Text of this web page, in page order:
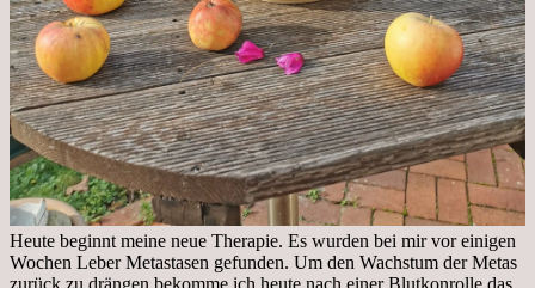
Heute beginnt meine neue Therapie. Es wurden bei mir vor einigen
Wochen Leber Metastasen gefunden. Um den Wachstum der Metas
zurück zu drängen bekomme ich heute nach einer Blutkonrolle das